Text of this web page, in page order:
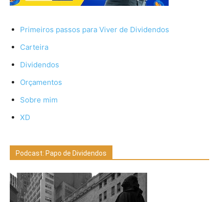
Primeiros passos para Viver de Dividendos
Carteira
Dividendos
Orçamentos
Sobre mim
XD
Podcast: Papo de Dividendos